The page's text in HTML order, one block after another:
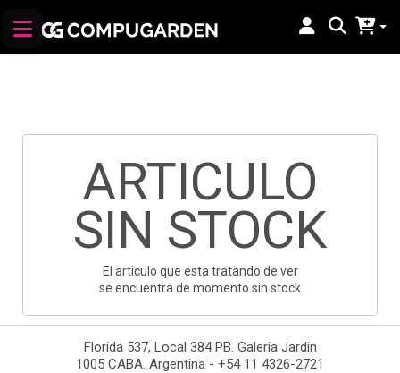
ARTICULO
SIN STOCK
El articulo que esta tratando de ver
se encuentra de momento sin stock
Florida 537, Local 384 PB. Galeria Jardin
1005 CABA. Argentina - +54 11 4326-2721